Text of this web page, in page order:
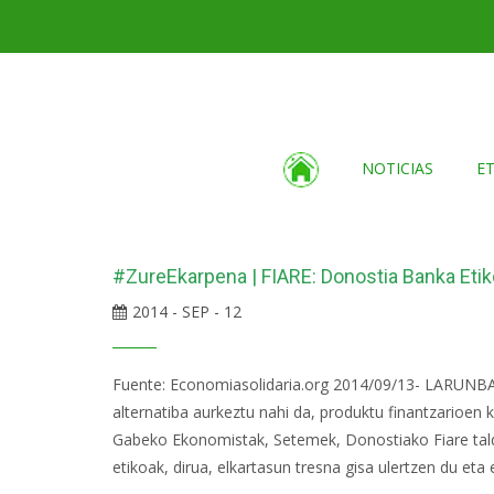
NOTICIAS
#ZureEkarpena | FIARE: Donostia Banka
2014 - SEP - 12
Fuente: Economiasolidaria.org 2014/09/13-
alternatiba aurkeztu nahi da, produktu
Gabeko Ekonomistak, Setemek, Donostiako Fiare
etikoak, dirua, elkartasun tresna gisa ulertzen du